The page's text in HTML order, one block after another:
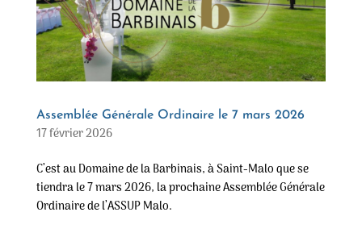
Assemblée Générale Ordinaire le 7 mars 2026
17 février 2026
C’est au Domaine de la Barbinais, à Saint-Malo que se
tiendra le 7 mars 2026, la prochaine Assemblée Générale
Ordinaire de l’ASSUP Malo.